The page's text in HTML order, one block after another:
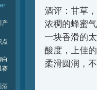
酒评：甘草
浓稠的蜂蜜
一块香滑的
酸度，上佳
柔滑圆润，
产
点
赛
酒